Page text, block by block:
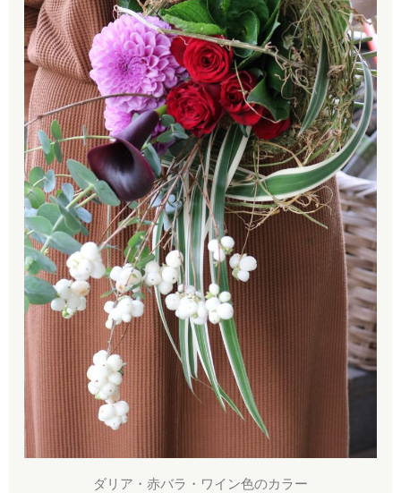
ダリア・赤バラ・ワイン色のカラー